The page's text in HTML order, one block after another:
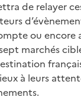
de relayer
ou encore
marchés
à leurs